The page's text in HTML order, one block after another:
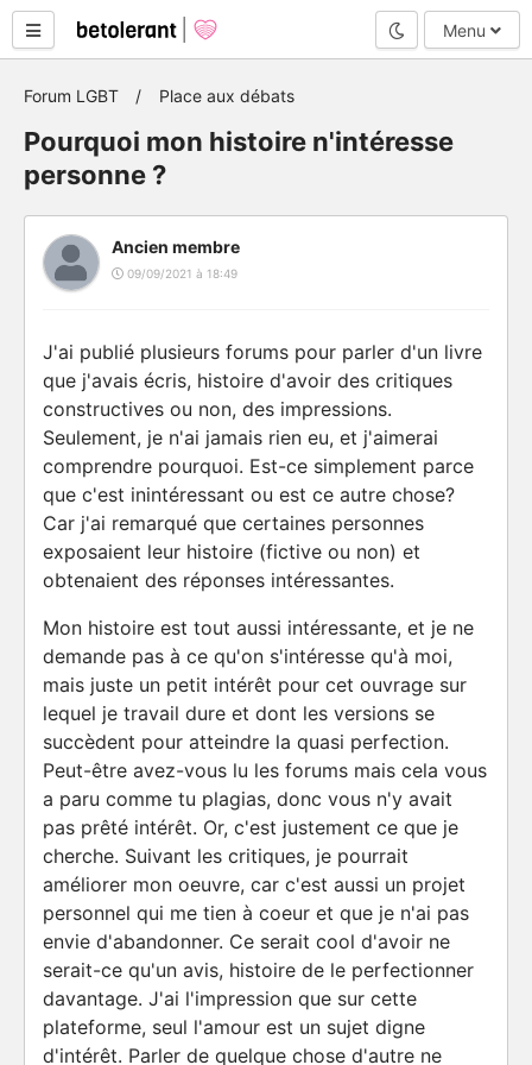
Mode nuit
Menu
Forum LGBT Place aux débats
Pourquoi mon histoire n'intéresse
personne ?
Ancien membre
09/09/2021 à 18:49
J'ai publié plusieurs forums pour parler d'un livre
que j'avais écris, histoire d'avoir des critiques
constructives ou non, des impressions.
Seulement, je n'ai jamais rien eu, et j'aimerai
comprendre pourquoi. Est-ce simplement parce
que c'est inintéressant ou est ce autre chose?
Car j'ai remarqué que certaines personnes
exposaient leur histoire (fictive ou non) et
obtenaient des réponses intéressantes.
Mon histoire est tout aussi intéressante, et je ne
demande pas à ce qu'on s'intéresse qu'à moi,
mais juste un petit intérêt pour cet ouvrage sur
lequel je travail dure et dont les versions se
succèdent pour atteindre la quasi perfection.
Peut-être avez-vous lu les forums mais cela vous
a paru comme tu plagias, donc vous n'y avait
pas prêté intérêt. Or, c'est justement ce que je
cherche. Suivant les critiques, je pourrait
améliorer mon oeuvre, car c'est aussi un projet
personnel qui me tien à coeur et que je n'ai pas
envie d'abandonner. Ce serait cool d'avoir ne
serait-ce qu'un avis, histoire de le perfectionner
davantage. J'ai l'impression que sur cette
plateforme, seul l'amour est un sujet digne
d'intérêt. Parler de quelque chose d'autre ne